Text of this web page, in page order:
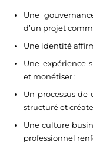
Une
d’un projet
Une identité
Une expérience
et monétiser ;
Un processus
structuré et
Une culture
professionnel